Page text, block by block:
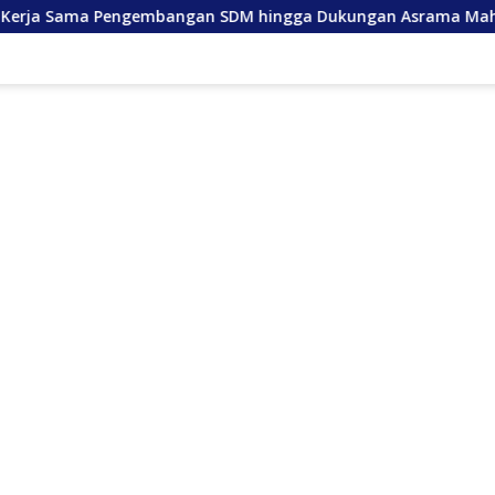
SDM hingga Dukungan Asrama Mahasiswa Anda